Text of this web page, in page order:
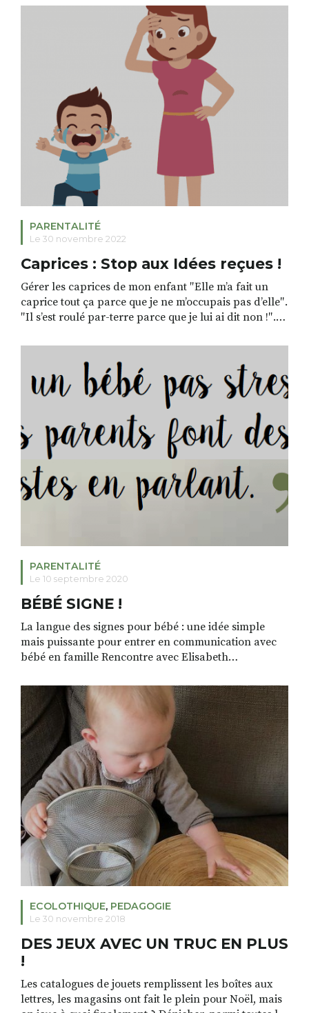
donné pour mission d’accueillir un enfant placé chez
elle, pendant les vacances scolaires ou le temps d’un
week-end; Des enfants qui vivent, tout ou partie de
PARENTALITÉ
Le 30 novembre 2022
Caprices : Stop aux Idées reçues !
Gérer les caprices de mon enfant ″Elle m’a fait un
caprice tout ça parce que je ne m’occupais pas d’elle″.
″Il s’est roulé par-terre parce que je lui ai dit non !″.
Comment gérer les caprices de mon enfant? Plus
facile à dire qu’à faire […]
PARENTALITÉ
Le 10 septembre 2020
BÉBÉ SIGNE !
La langue des signes pour bébé : une idée simple
mais puissante pour entrer en communication avec
bébé en famille Rencontre avec Elisabeth
Acrobates, des ateliers « Bébé signe » aux familles. –
Quand on parle de langue des signes, on pense tout
de suite à la communication avec […]
ECOLOTHIQUE, PEDAGOGIE
Le 30 novembre 2018
DES JEUX AVEC UN TRUC EN PLUS
!
Les catalogues de jouets remplissent les boîtes aux
lettres, les magasins ont fait le plein pour Noël, mais